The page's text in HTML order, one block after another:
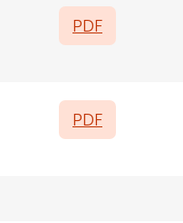
PDF
PDF